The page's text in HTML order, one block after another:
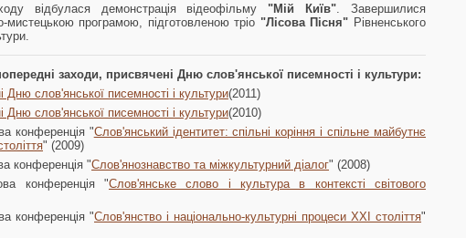
відбулася демонстрація відеофільму "Мій Київ" . Завершилися
мистецькою програмою, підготовленою тріо "Лісова Пісня" Рівненського
заходи, присвячені Дню слов'янської писемності і культури:
Дню слов'янської писемності і культури(2011)
Дню слов'янської писемності і культури(2010)
конференція "Слов'янський ідентитет: спільні коріння і спільне майбутнє
" (2009)
конференція "Слов'янознавство та міжкультурний діалог" (2008)
конференція "Слов'янське слово і культура в контексті світового
конференція "Слов'янство і національно-культурні процеси XXI століття"